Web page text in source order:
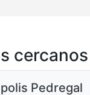
Pedregal